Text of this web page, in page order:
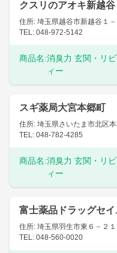
クスリのアオキ新越谷
住所: 埼玉県越谷市新越谷１－
TEL: 048-972-5142
商品名:消臭力 玄関・リ
ィー
スギ薬局大宮本郷町
住所: 埼玉県さいたま市北区
TEL: 048-782-4285
商品名:消臭力 玄関・リ
ィー
富士薬品ドラッグセ
住所: 埼玉県羽生市東６－２１
TEL: 048-560-0020